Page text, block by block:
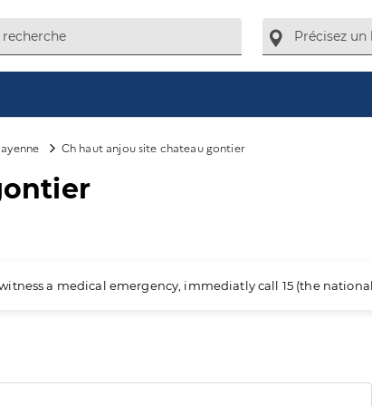
Ch haut anjou site chateau gontier
a medical emergency, immediatly call 15 (the